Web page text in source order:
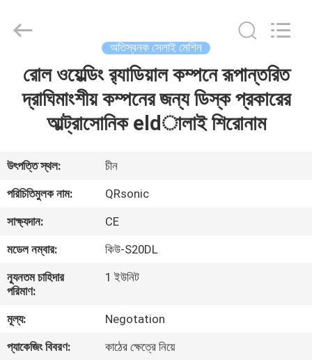
বাড়ি
আমাদের
সম্বন্ধে
কারখানা
পরিদর্শন
নিয়ন্ত্রণ
Equipment
Co.,Ltd.
অতিস্বনক সেলাই মেশিন
রোল ওয়েল্ডিং র‌্যাডিয়াল কম্পনে রূপান্তরিত
দ্রাঘিমাংশীয় কম্পনের জন্য ডিস্ক প্রকারের
আল্ট্রাসোনিক eldালাই শিরোনাম
উৎপত্তি স্থল:
চীন
পরিচিতিমুলক নাম:
QRsonic
সাক্ষ্যদান:
CE
মডেল নম্বার:
কিউ-S20DL
ন্যূনতম চাহিদার
পরিমাণ:
1 ইউনিট
মূল্য:
Negotation
প্যাকেজিং বিবরণ:
কাঠের ক্ষেত্রে নিয়ে